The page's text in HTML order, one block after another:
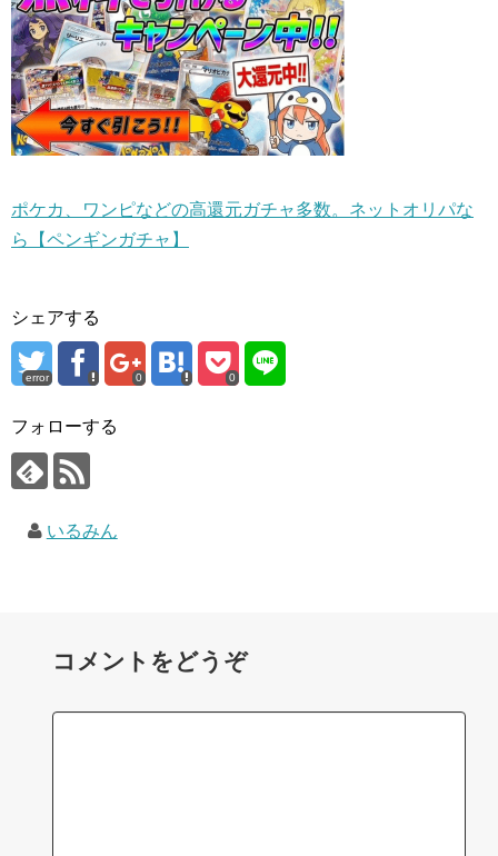
ポケカ、ワンピなどの高還元ガチャ多数。ネットオリパな
ら【ペンギンガチャ】
シェアする
error 0 0
フォローする
いるみん
コメントをどうぞ